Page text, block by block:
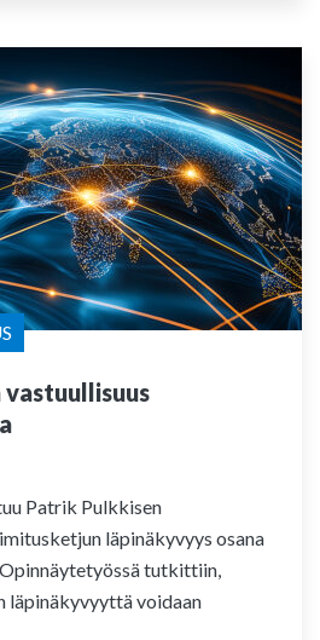
vastuullisuus
Patrik Pulkkisen
läpinäkyvyys osana
tutkittiin,
läpinäkyvyyttä voidaan